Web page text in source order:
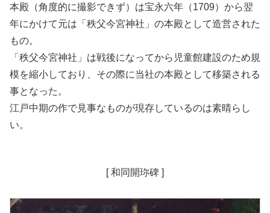
本殿（角度的に撮影できず）は宝永六年（1709）から翌
年にかけて元は「秩父今宮神社」の本殿として造営された
もの。
「秩父今宮神社」は戦後になってから児童館建設のため規
模を縮小しており、その際に当社の本殿として移築される
事となった。
江戸中期の作で見事なものが現存しているのは素晴らし
い。
[ 和同開珎碑 ]